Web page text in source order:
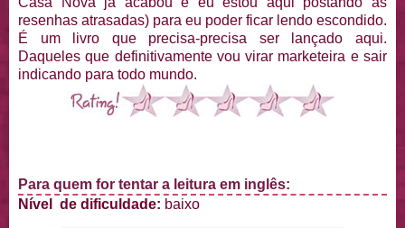
resenhas atrasadas) para eu poder ficar lendo escondido.
É um livro que precisa-precisa ser lançado aqui.
Daqueles que definitivamente vou virar marketeira e sair
indicando para todo mundo.
Para quem for tentar a leitura em inglês:
Nível de dificuldade: baixo